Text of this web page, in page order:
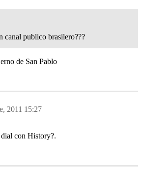
canal publico brasilero???
de San Pablo
2011 15:27
con History?.